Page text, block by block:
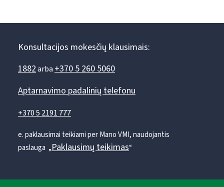
Konsultacijos mokesčių klausimais:
1882arba+370 5 260 5060
Aptarnavimo padalinių telefonu
+370 5 2191 777
e. paklausimai teikiami per Mano VMI, naudojantis
paslauga „Paklausimų teikimas“